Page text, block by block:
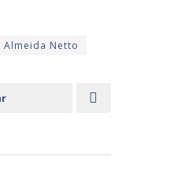
Almeida Netto